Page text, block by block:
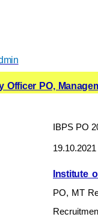
Officer PO,
IBPS PO
19.10.2021
Institute
PO, MT